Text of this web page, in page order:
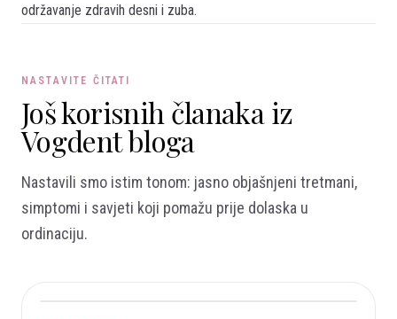
održavanje zdravih desni i zuba.
NASTAVITE ČITATI
Još korisnih članaka iz
Vogdent bloga
Nastavili smo istim tonom: jasno objašnjeni tretmani,
simptomi i savjeti koji pomažu prije dolaska u
ordinaciju.